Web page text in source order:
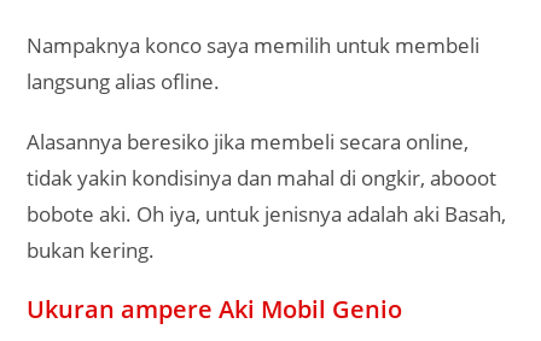
Nampaknya konco saya memilih untuk membeli
langsung alias ofline.
Alasannya beresiko jika membeli secara online,
tidak yakin kondisinya dan mahal di ongkir, abooot
bobote aki. Oh iya, untuk jenisnya adalah aki Basah,
bukan kering.
Ukuran ampere Aki Mobil Genio